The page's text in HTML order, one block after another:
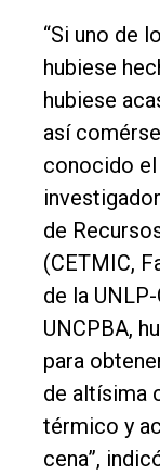
Fúnebres
Edición
Empresa
Nosotros
Contacto
“Si uno de
hubiese
hubiese
así
conocido
de
(CETMIC,
de la
UNCPBA,
para
de altísima
térmico y
cena”,